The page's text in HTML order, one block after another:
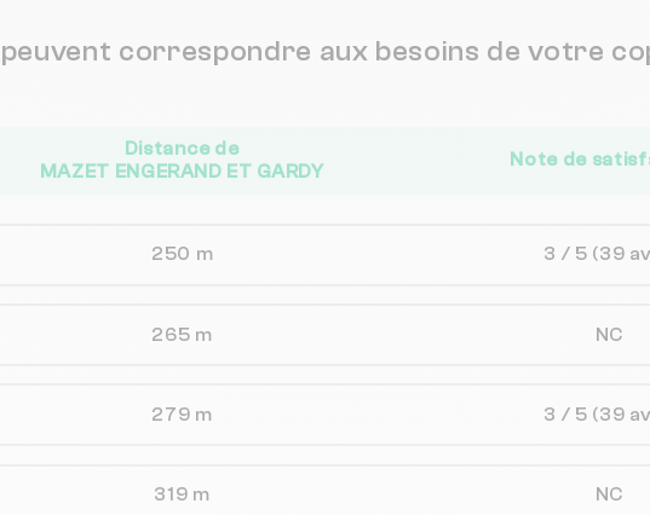
correspondre aux besoins de votre
Distance de
MAZET ENGERAND ET GARDY
Note de
250 m 3 / 5 (39
265 m NC
279 m 3 / 5 (39
319 m NC